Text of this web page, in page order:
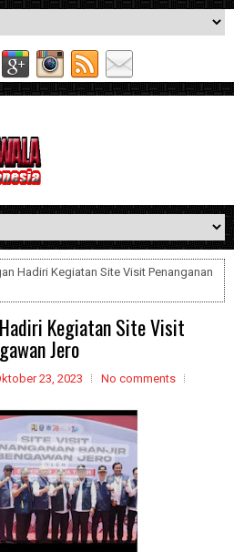
Hadiri Kegiatan Site Visit Penanganan
Kegiatan Site Visit
Jero
23, 2023 No comments